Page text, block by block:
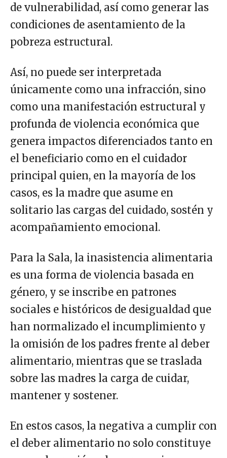
de vulnerabilidad, así como generar las
condiciones de asentamiento de la
pobreza estructural.
Así, no puede ser interpretada
únicamente como una infracción, sino
como una manifestación estructural y
profunda de violencia económica que
genera impactos diferenciados tanto en
el beneficiario como en el cuidador
principal quien, en la mayoría de los
casos, es la madre que asume en
solitario las cargas del cuidado, sostén y
acompañamiento emocional.
Para la Sala, la inasistencia alimentaria
es una forma de violencia basada en
género, y se inscribe en patrones
sociales e históricos de desigualdad que
han normalizado el incumplimiento y
la omisión de los padres frente al deber
alimentario, mientras que se traslada
sobre las madres la carga de cuidar,
mantener y sostener.
En estos casos, la negativa a cumplir con
el deber alimentario no solo constituye